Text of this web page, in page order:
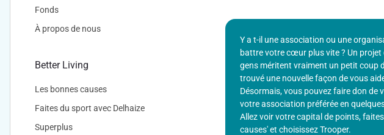
Fonds
À propos de nous
Better Living
Les bonnes causes
Faites du sport avec Delhaize
Superplus
Y a t-il une association ou une
battre votre cœur plus vite ? Un projet
gens méritent vraiment un petit coup
trouvé une nouvelle façon de vous
Désormais, vous pouvez faire don de
votre association préférée en
Allez voir votre capital de points,
causes' et choisissez Trooper.